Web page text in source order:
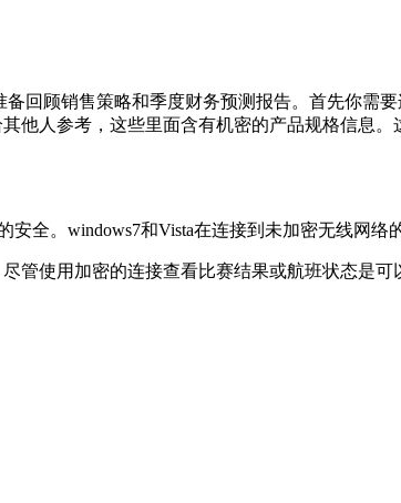
回顾销售策略和季度财务预测报告。首先你需
他人参考，这些里面含有机密的产品规格信息
。windows7和Vista在连接到未加密无线网络
使用加密的连接查看比赛结果或航班状态是可